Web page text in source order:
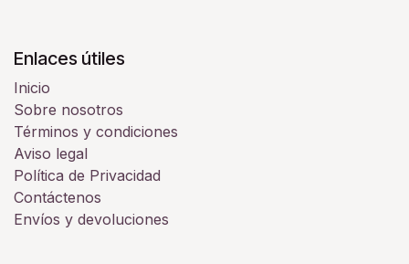
Enlaces útiles
Inicio
Sobre nosotros
Términos y condiciones
Aviso legal
Política de Privacidad
Contáctenos
Envíos y devoluciones